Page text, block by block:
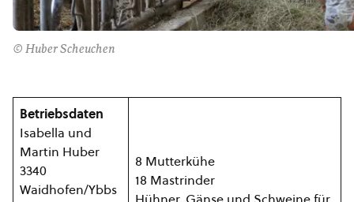
© Huber Scheuchen
Betriebsdaten
Isabella und
Martin Huber
3340
Waidhofen/Ybbs
8 Mutterkühe
18 Mastrinder